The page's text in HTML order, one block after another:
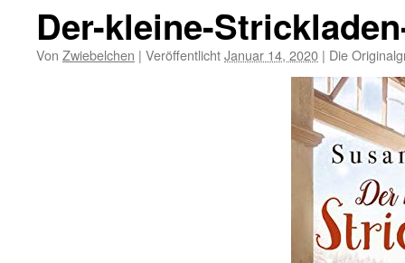
Der-kleine-
Von Zwiebelchen | VeröffentlichtJanuar 14, 2020 | Die